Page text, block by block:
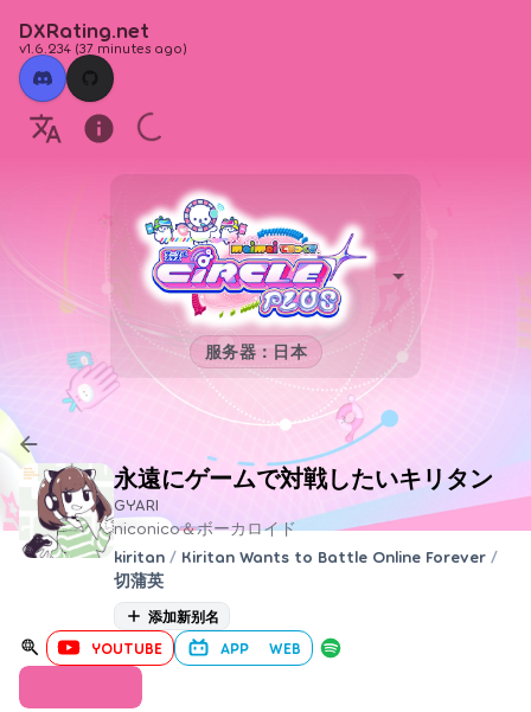
DXRating.net
v1.6.234 (37 minutes ago)
服务器：日本
永遠にゲームで対戦したいキリタン
GYARI
niconico＆ボーカロイド
kiritan / Kiritan Wants to Battle Online Forever /
切蒲英
添加新别名
YOUTUBE APP WEB